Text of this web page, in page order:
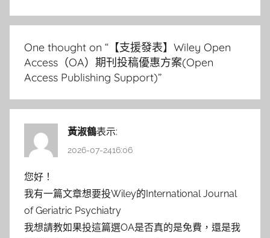
One thought on “ 【支援發表】Wiley Open
Access（OA）期刊投稿優惠方案(Open
Access Publishing Support)”
黃淑鶴表示:
2026-07-2416:06
您好！
我有一篇文章想要投Wiley的International Journal
of Geriatric Psychiatry
我想請教如果投這篇選OA是否真的是免費，還是我